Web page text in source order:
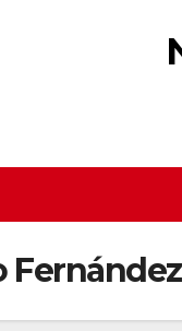
Fernández